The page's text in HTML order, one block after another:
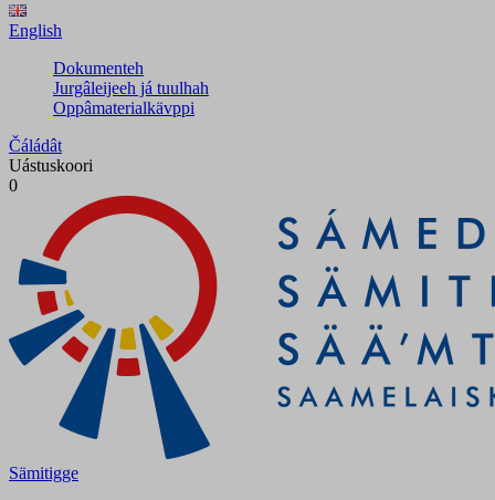
English
Dokumenteh
Jurgâleijeeh já tuulhah
Oppâmaterialkävppi
Čáládât
Uástuskoori
0
Sämitigge